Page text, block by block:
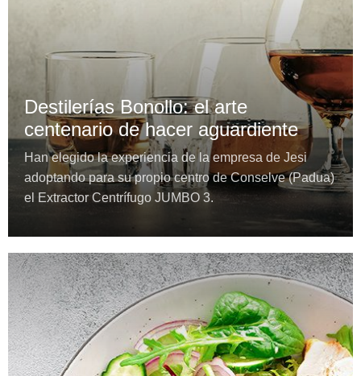
Destilerías Bonollo: el arte
centenario de hacer aguardiente
Han elegido la experiencia de la empresa de Jesi
adoptando para su propio centro de Conselve (Padua)
el Extractor Centrífugo JUMBO 3.